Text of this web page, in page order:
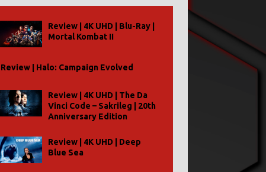
Review | 4K UHD | Blu-Ray |
Mortal Kombat II
Review | Halo: Campaign Evolved
Review | 4K UHD | The Da
Vinci Code – Sakrileg | 20th
Anniversary Edition
Review | 4K UHD | Deep
Blue Sea